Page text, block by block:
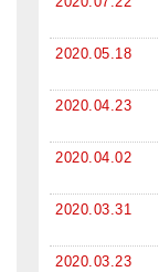
2020.05.18
2020.04.23
2020.04.02
2020.03.31
2020.03.23